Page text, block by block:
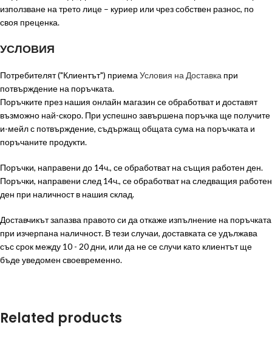
използване на трето лице – куриер или чрез собствен разнос, по
своя преценка.
УСЛОВИЯ
Потребителят ("Клиентът") приема Условия на Доставка при
потвърждение на поръчката.
Поръчките през нашия онлайн магазин се обработват и доставят
възможно най-скоро. При успешно завършена поръчка ще получите
и-мейл с потвърждение, съдържащ общата сума на поръчката и
поръчаните продукти.
Поръчки, направени до 14ч., се обработват на същия работен ден.
Поръчки, направени след 14ч., се обработват на следващия работен
ден при наличност в нашия склад.
Доставчикът запазва правото си да откаже изпълнение на поръчката
при изчерпана наличност. В тези случаи, доставката се удължава
със срок между 10 - 20 дни, или да не се случи като клиентът ще
бъде уведомен своевременно.
Related products